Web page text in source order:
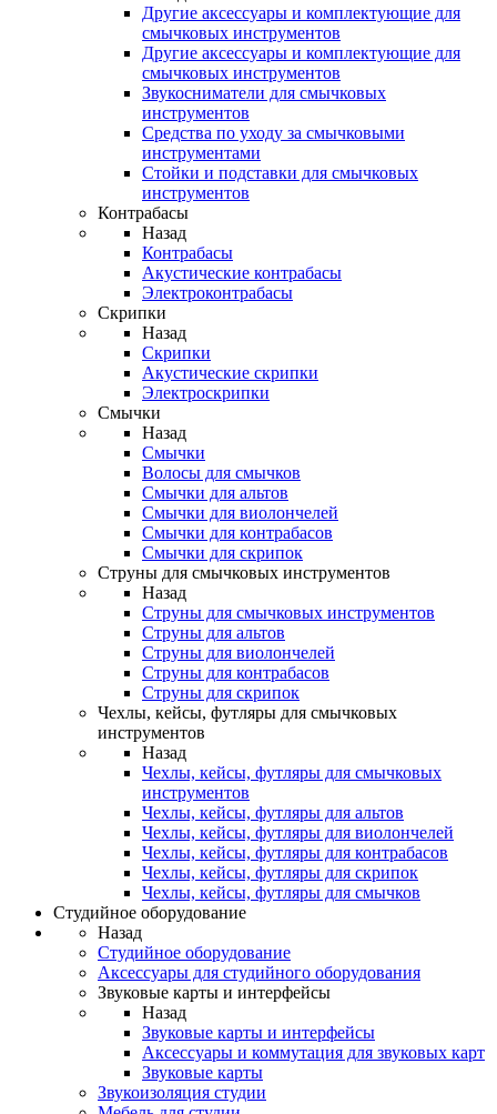
Другие аксессуары и комплектующие для
смычковых инструментов
Другие аксессуары и комплектующие для
смычковых инструментов
Звукосниматели для смычковых
инструментов
Средства по уходу за смычковыми
инструментами
Стойки и подставки для смычковых
инструментов
Контрабасы
Назад
Контрабасы
Акустические контрабасы
Электроконтрабасы
Скрипки
Назад
Скрипки
Акустические скрипки
Электроскрипки
Смычки
Назад
Смычки
Волосы для смычков
Смычки для альтов
Смычки для виолончелей
Смычки для контрабасов
Смычки для скрипок
Струны для смычковых инструментов
Назад
Струны для смычковых инструментов
Струны для альтов
Струны для виолончелей
Струны для контрабасов
Струны для скрипок
Чехлы, кейсы, футляры для смычковых
инструментов
Назад
Чехлы, кейсы, футляры для смычковых
инструментов
Чехлы, кейсы, футляры для альтов
Чехлы, кейсы, футляры для виолончелей
Чехлы, кейсы, футляры для контрабасов
Чехлы, кейсы, футляры для скрипок
Чехлы, кейсы, футляры для смычков
Студийное оборудование
Назад
Студийное оборудование
Аксессуары для студийного оборудования
Звуковые карты и интерфейсы
Назад
Звуковые карты и интерфейсы
Аксессуары и коммутация для звуковых карт
Звуковые карты
Звукоизоляция студии